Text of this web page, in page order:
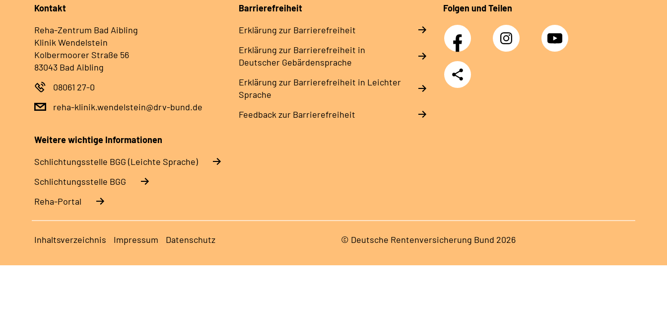
Kontakt
Reha-Zentrum Bad Aibling
Klinik Wendelstein
Kolbermoorer Straße 56
83043 Bad Aibling
08061 27-0
reha-klinik.wendelstein@drv-bund.de
Barrierefreiheit
Erklärung zur Barrierefreiheit
Erklärung zur Barrierefreiheit in
Deutscher Gebärdensprache
Erklärung zur Barrierefreiheit in Leichter
Sprache
Feedback zur Barrierefreiheit
Folgen und Teilen
Facebook Instagram YouTube
Teilen
Weitere wichtige Informationen
Schlich­tungs­stel­le BGG (Leichte Sprache)
Schlich­tungs­stel­le BGG
Reha-Portal
Inhaltsverzeichnis Impressum Datenschutz © Deutsche Rentenversicherung Bund 2026